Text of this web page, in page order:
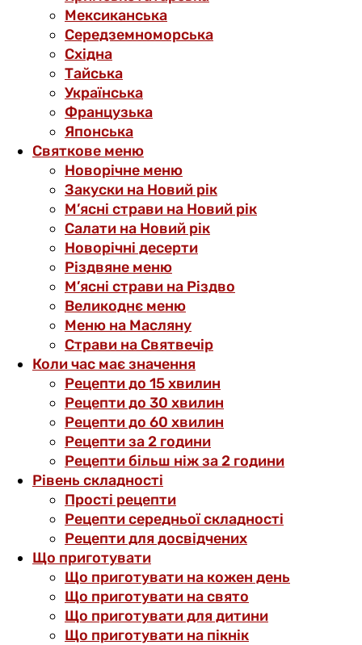
Мексиканська
Середземноморська
Східна
Тайська
Українська
Французька
Японська
Святкове меню
Новорічне меню
Закуски на Новий рік
М’ясні страви на Новий рік
Салати на Новий рік
Новорічні десерти
Різдвяне меню
М’ясні страви на Різдво
Великоднє меню
Меню на Масляну
Страви на Святвечір
Коли час має значення
Рецепти до 15 хвилин
Рецепти до 30 хвилин
Рецепти до 60 хвилин
Рецепти за 2 години
Рецепти більш ніж за 2 години
Рівень складності
Прості рецепти
Рецепти середньої складності
Рецепти для досвідчених
Що приготувати
Що приготувати на кожен день
Що приготувати на свято
Що приготувати для дитини
Що приготувати на пікнік